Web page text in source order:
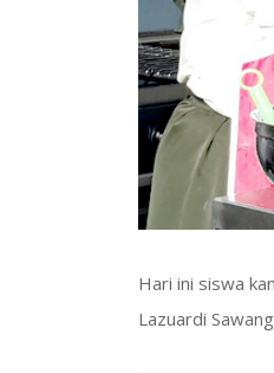
Hari ini siswa
Lazuardi